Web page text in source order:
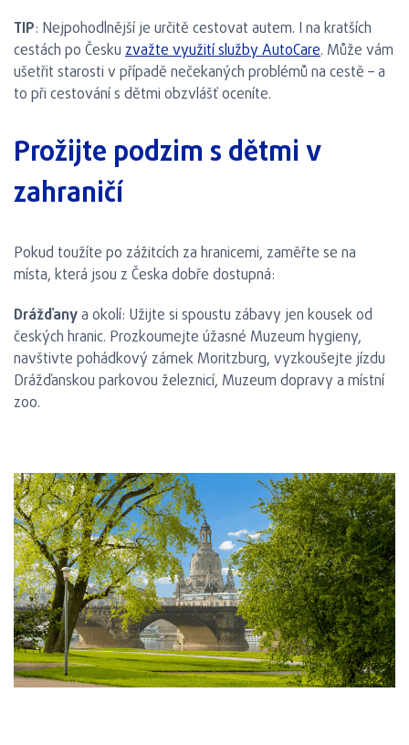
TIP: Nejpohodlnější je určitě cestovat autem. I na kratších
cestách po Česku zvažte využití služby AutoCare. Může vám
ušetřit starosti v případě nečekaných problémů na cestě – a
to při cestování s dětmi obzvlášť oceníte.
Prožijte podzim s dětmi v
zahraničí
Pokud toužíte po zážitcích za hranicemi, zaměřte se na
místa, která jsou z Česka dobře dostupná:
Drážďanya okolí: Užijte si spoustu zábavy jen kousek od
českých hranic. Prozkoumejte úžasné Muzeum hygieny,
navštivte pohádkový zámek Moritzburg, vyzkoušejte jízdu
Drážďanskou parkovou železnicí, Muzeum dopravy a místní
zoo.